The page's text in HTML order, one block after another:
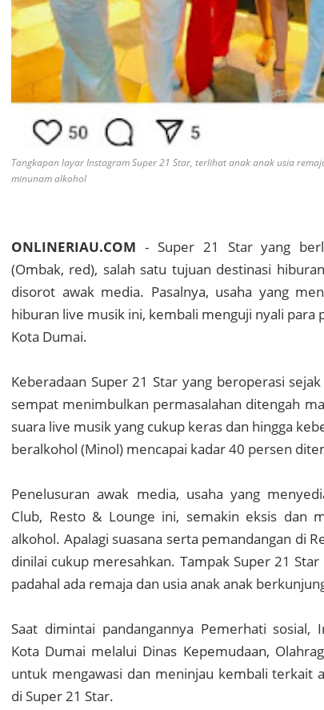
Tangkapan layar Instagram Super 21 Star, terlihat anak anak usia
minunam alkohol
ONLINERIAU.COM - Super 21 Star yang
(Ombak, red), salah satu tujuan destinasi
disorot awak media. Pasalnya, usaha yang
hiburan live musik ini, kembali menguji nyali para
Kota Dumai.
Keberadaan Super 21 Star yang beroperasi
sempat menimbulkan permasalahan ditengah
suara live musik yang cukup keras dan hingga
beralkohol (Minol) mencapai kadar 40 persen
Penelusuran awak media, usaha yang
Club, Resto & Lounge ini, semakin eksis dan
alkohol. Apalagi suasana serta pemandangan di
dinilai cukup meresahkan. Tampak Super 21
padahal ada remaja dan usia anak anak
Saat dimintai pandangannya Pemerhati sosial,
Kota Dumai melalui Dinas Kepemudaan,
untuk mengawasi dan meninjau kembali terkait
di Super 21 Star.